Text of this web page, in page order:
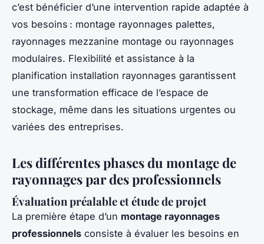
c’est bénéficier d’une intervention rapide adaptée à
vos besoins : montage rayonnages palettes,
rayonnages mezzanine montage ou rayonnages
modulaires. Flexibilité et assistance à la
planification installation rayonnages garantissent
une transformation efficace de l’espace de
stockage, même dans les situations urgentes ou
variées des entreprises.
Les différentes phases du montage de
rayonnages par des professionnels
Évaluation préalable et étude de projet
La première étape d’un montage rayonnages
professionnels consiste à évaluer les besoins en